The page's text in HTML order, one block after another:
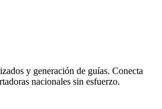
y generación de guías. Conecta
nacionales sin esfuerzo.